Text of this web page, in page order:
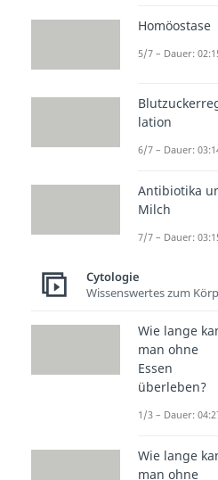
Beliebte
Golgi
Apparat
zur
Homöostase
5/7 – Dauer:
lation
6/7 – Dauer:
Antibiotika
Milch
7/7 – Dauer:
Cytologie
Wissenswertes zum
Wie lange
man ohne
Essen
überleben?
1/3 – Dauer:
Wie lange
man ohne